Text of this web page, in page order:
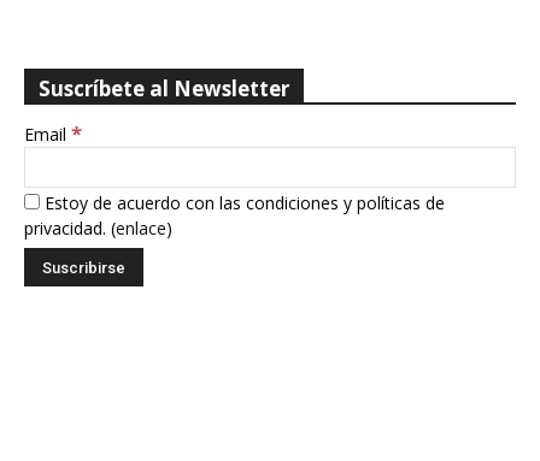
Suscríbete al Newsletter
Email *
Estoy de acuerdo con las condiciones y políticas de
privacidad. (enlace)